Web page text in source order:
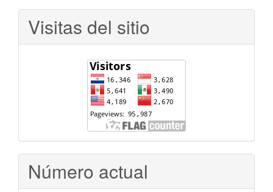
Visitas del sitio
Número actual